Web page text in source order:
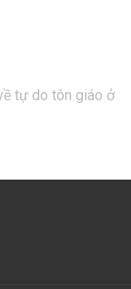
tự do tôn giáo ở